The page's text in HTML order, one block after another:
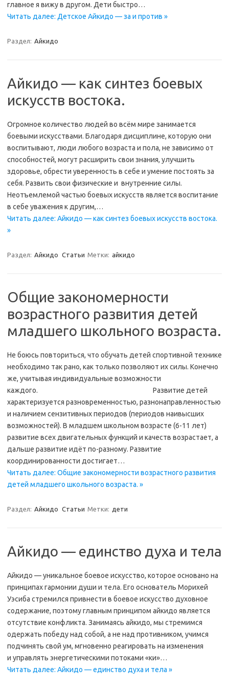
главное я вижу в другом. Дети быстро…
Читать далее: Детское Айкидо — за и против »
Раздел: Айкидо
Айкидо — как синтез боевых
искусств востока.
Огромное количество людей во всём мире занимается
боевыми искусствами. Благодаря дисциплине, которую они
воспитывают, люди любого возраста и пола, не зависимо от
способностей, могут расширить свои знания, улучшить
здоровье, обрести уверенность в себе и умение постоять за
себя. Развить свои физические и внутренние силы.
Неотъемлемой частью боевых искусств является воспитание
в себе уважения к другим,…
Читать далее: Айкидо — как синтез боевых искусств востока.
»
Раздел: Айкидо Статьи Метки: айкидо
Общие закономерности
возрастного развития детей
младшего школьного возраста.
Не боюсь повториться, что обучать детей спортивной технике
необходимо так рано, как только позволяют их силы. Конечно
же, учитывая индивидуальные возможности
каждого. Развитие детей
характеризуется разновременностью, разнонаправленностью
и наличием сензитивных периодов (периодов наивысших
возможностей). В младшем школьном возрасте (6-11 лет)
развитие всех двигательных функций и качеств возрастает, а
дальше развитие идёт по-разному. Развитие
координированности достигает…
Читать далее: Общие закономерности возрастного развития
детей младшего школьного возраста. »
Раздел: Айкидо Статьи Метки: дети
Айкидо — единство духа и тела
Айкидо — уникальное боевое искусство, которое основано на
принципах гармонии души и тела. Его основатель Морихей
Уэсиба стремился привнести в боевое искусство духовное
содержание, поэтому главным принципом айкидо является
отсутствие конфликта. Занимаясь айкидо, мы стремимся
одержать победу над собой, а не над противником, учимся
подчинять свой ум, мгновенно реагировать на изменения
и управлять энергетическими потоками «ки»…
Читать далее: Айкидо — единство духа и тела »